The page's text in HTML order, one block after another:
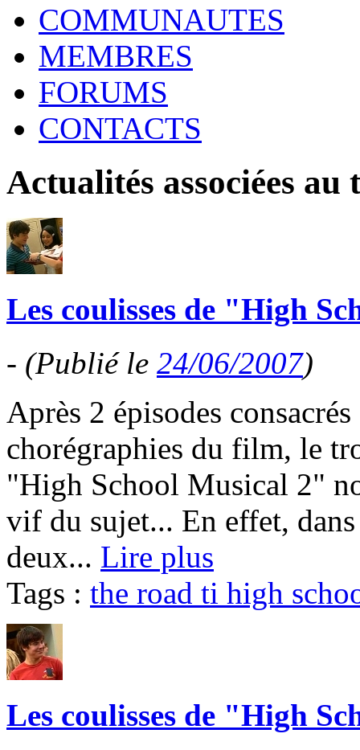
COMMUNAUTES
MEMBRES
FORUMS
CONTACTS
Actualités associées au
Les coulisses de "High
- (Publié le 24/06/2007)
Après 2 épisodes
chorégraphies du film, le
"High School Musical 2"
vif du sujet... En effet,
deux... Lire plus
Tags : the road ti high
Les coulisses de "High